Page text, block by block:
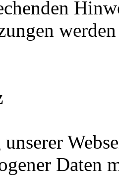
Daten